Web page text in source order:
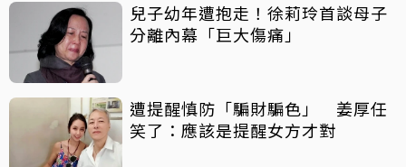
兒子幼年遭抱走！徐莉玲首談母子
分離內幕「巨大傷痛」
遭提醒慎防「騙財騙色」 姜厚任
笑了：應該是提醒女方才對